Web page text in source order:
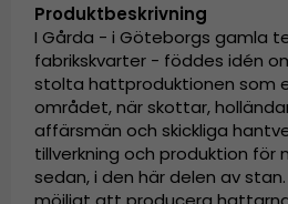
Produktbeskrivning
I Gårda - i Göteborgs gamla
fabrikskvarter - föddes idén
stolta hattproduktionen som
området, när skottar,
affärsmän och skickliga
tillverkning och produktion för
sedan, i den här delen av